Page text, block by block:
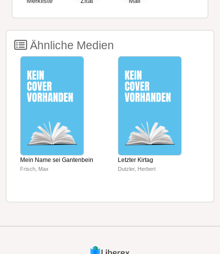
Ähnliche Medien
Mein Name sei Gantenbein
Frisch, Max
Letzter Kirtag
Dutzler, Herbert